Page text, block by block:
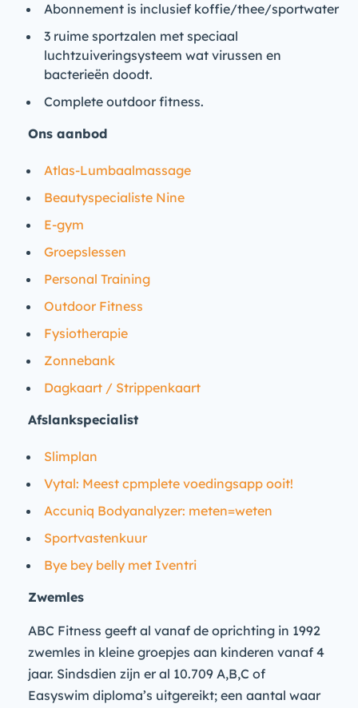
Abonnement is inclusief koffie/thee/sportwater
3 ruime sportzalen met speciaal
luchtzuiveringsysteem wat virussen en
bacterieën doodt.
Complete outdoor fitness.
Ons aanbod
Atlas-Lumbaalmassage
Beautyspecialiste Nine
E-gym
Groepslessen
Personal Training
Outdoor Fitness
Fysiotherapie
Zonnebank
Dagkaart / Strippenkaart
Afslankspecialist
Slimplan
Vytal: Meest cpmplete voedingsapp ooit!
Accuniq Bodyanalyzer: meten=weten
Sportvastenkuur
Bye bey belly met Iventri
Zwemles
ABC Fitness geeft al vanaf de oprichting in 1992
zwemles in kleine groepjes aan kinderen vanaf 4
jaar. Sindsdien zijn er al 10.709 A,B,C of
Easyswim diploma’s uitgereikt; een aantal waar